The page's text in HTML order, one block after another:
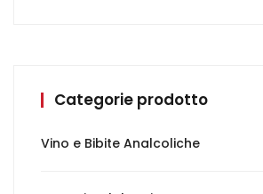
Categorie prodotto
Vino e Bibite Analcoliche